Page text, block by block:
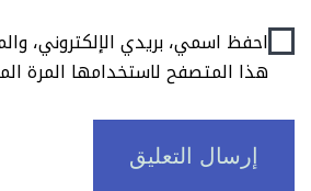
احفظ اسمي، بريدي الإلكتروني،
هذا المتصفح لاستخدامها المرة